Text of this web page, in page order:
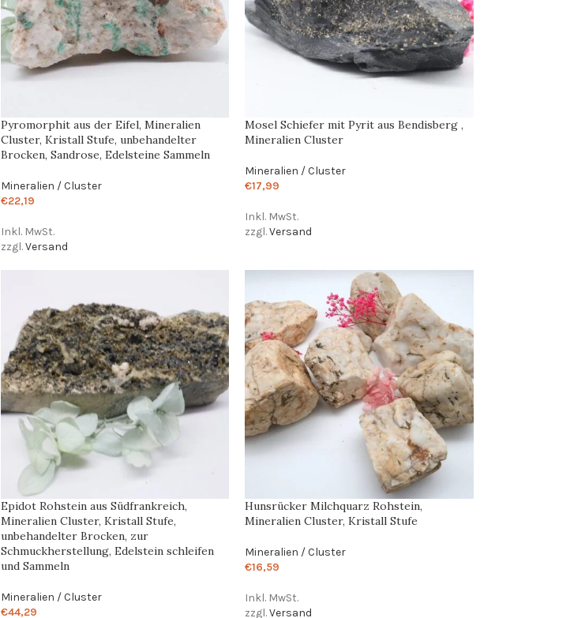
Pyromorphit aus der Eifel, Mineralien
Cluster, Kristall Stufe, unbehandelter
Brocken, Sandrose, Edelsteine Sammeln
Mineralien / Cluster
€22,19
Inkl. MwSt.
zzgl.Versand
Mosel Schiefer mit Pyrit aus Bendisberg ,
Mineralien Cluster
Mineralien / Cluster
€17,99
Inkl. MwSt.
zzgl.Versand
Epidot Rohstein aus Südfrankreich,
Mineralien Cluster, Kristall Stufe,
unbehandelter Brocken, zur
Schmuckherstellung, Edelstein schleifen
und Sammeln
Mineralien / Cluster
€44,29
Hunsrücker Milchquarz Rohstein,
Mineralien Cluster, Kristall Stufe
Mineralien / Cluster
€16,59
Inkl. MwSt.
zzgl.Versand